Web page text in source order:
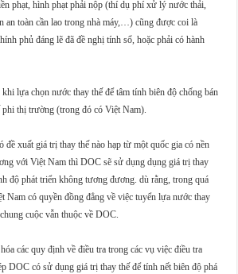
phạt, hình phạt phải nộp (thí dụ phí xử lý nước thải,
an toàn cần lao trong nhà máy,…) cũng được coi là
phủ đáng lẽ đã đề nghị tính sổ, hoặc phải có hành
lựa chọn nước thay thế để tâm tính biên độ chống bán
phi thị trường (trong đó có Việt Nam).
xuất giá trị thay thế nào hạp từ một quốc gia có nền
với Việt Nam thì DOC sẽ sử dụng dụng giá trị thay
độ phát triển không tương đương. dù rằng, trong quá
Nam có quyền đồng đẳng về việc tuyển lựa nước thay
cuộc vẫn thuộc về DOC.
các quy định về điều tra trong các vụ việc điều tra
DOC có sử dụng giá trị thay thế để tính nết biên độ phá